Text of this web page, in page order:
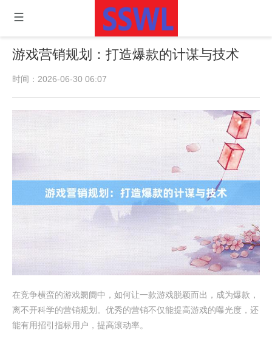
游戏营销规划：打造爆款的计谋与技术
时间：2026-06-30 06:07
在竞争横蛮的游戏阛阓中，如何让一款游戏脱颖而出，成为爆款，
离不开科学的营销规划。优秀的营销不仅能提高游戏的曝光度，还
能有用招引指标用户，提高滚动率。